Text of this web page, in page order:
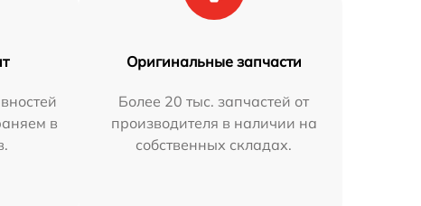
в
Оригинальные запчасти
Более 20 тыс. запчастей от
производителя в наличии на
собственных складах.